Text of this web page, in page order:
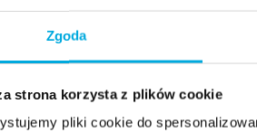
Zgoda
strona korzysta z plików cookie
pliki cookie do